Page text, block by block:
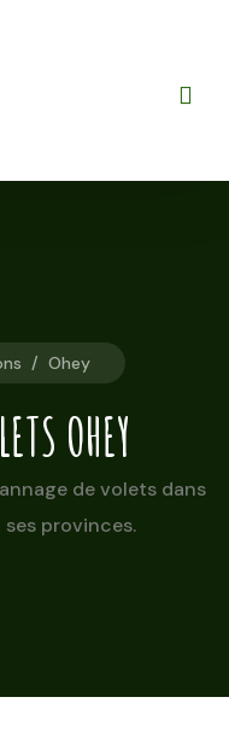
/ Ohey
OHEY
de volets dans
provinces.